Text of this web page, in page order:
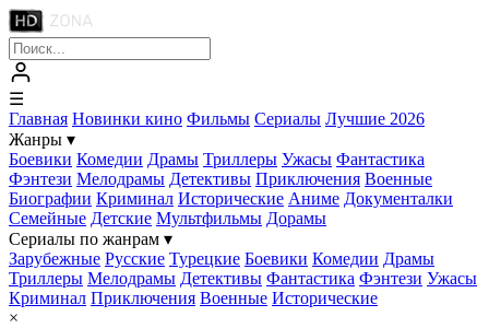
☰
Главная Новинки кино Фильмы Сериалы Лучшие 2026
Жанры ▾
Боевики Комедии Драмы Триллеры Ужасы Фантастика
Фэнтези Мелодрамы Детективы Приключения Военные
Биографии Криминал Исторические Аниме Документалки
Семейные Детские Мультфильмы Дорамы
Сериалы по жанрам ▾
Зарубежные Русские Турецкие Боевики Комедии Драмы
Триллеры Мелодрамы Детективы Фантастика Фэнтези Ужасы
Криминал Приключения Военные Исторические
×